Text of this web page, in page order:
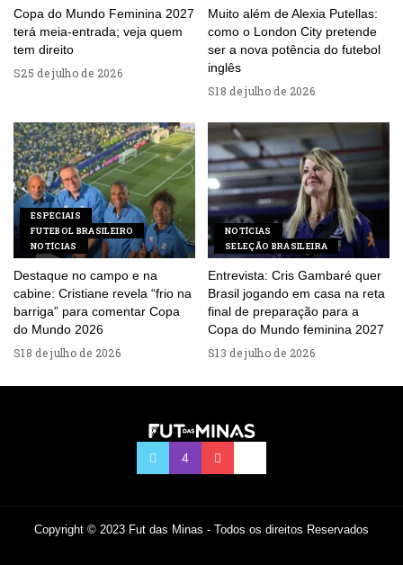
Copa do Mundo Feminina 2027
terá meia-entrada; veja quem
tem direito
25 de julho de 2026
Muito além de Alexia Putellas:
como o London City pretende
ser a nova potência do futebol
inglês
18 de julho de 2026
ESPECIAIS
FUTEBOL BRASILEIRO
NOTÍCIAS
Destaque no campo e na
cabine: Cristiane revela “frio na
barriga” para comentar Copa
do Mundo 2026
18 de julho de 2026
NOTÍCIAS
SELEÇÃO BRASILEIRA
Entrevista: Cris Gambaré quer
Brasil jogando em casa na reta
final de preparação para a
Copa do Mundo feminina 2027
13 de julho de 2026
Copyright © 2023 Fut das Minas - Todos os direitos Reservados